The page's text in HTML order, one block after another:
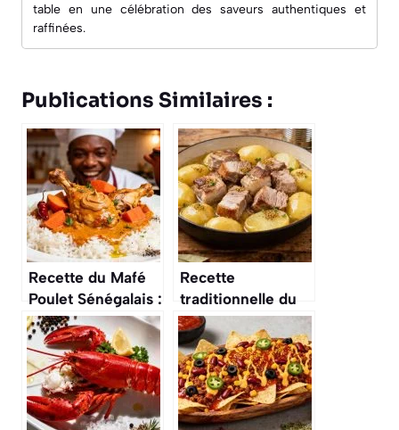
table en une célébration des saveurs authentiques et
raffinées.
Publications Similaires :
Recette du Mafé
Poulet Sénégalais :
saveurs
Authentiques
Recette
traditionnelle du
frésinat du Tarn :
saveurs
authentiques